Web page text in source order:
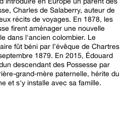
Charles de Salaberry, auteur de
récits de voyages. En 1878, les
firent aménager une nouvelle
dans l'ancien colombier. Le
fût béni par l’évêque de Chartres
1879. En 2015, Édouard
descendant des Possesse par
grand-mère paternelle, hérite du
et s'y installe avec sa famille.